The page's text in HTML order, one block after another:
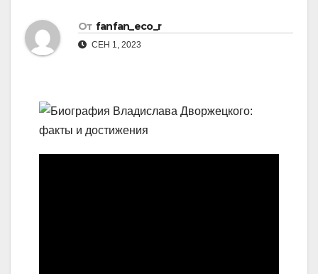
От fanfan_eco_r
СЕН 1, 2023